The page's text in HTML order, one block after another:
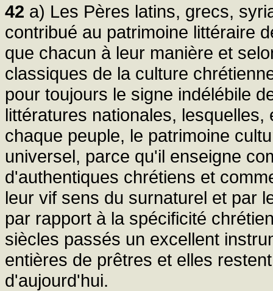
42 a) Les Pères latins, grecs,
contribué au patrimoine littéraire
que chacun à leur manière et
classiques de la culture
pour toujours le signe indélébile
littératures nationales,
chaque peuple, le patrimoine
universel, parce qu'il enseigne
d'authentiques chrétiens et
leur vif sens du surnaturel et par
par rapport à la spécificité
siècles passés un excellent
entières de prêtres et elles
d'aujourd'hui.